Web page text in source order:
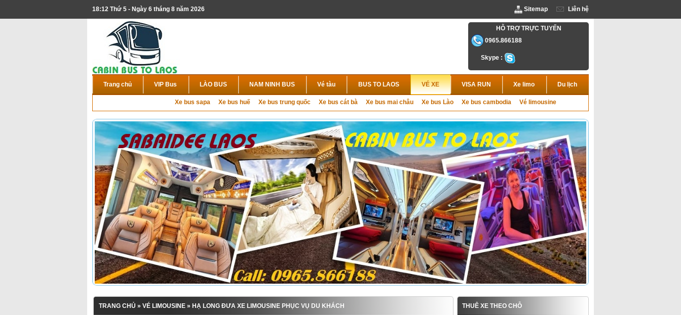
18:12 Thứ 5 - Ngày 6 tháng 8 năm 2026 Sitemap Liên hệ
HỖ TRỢ TRỰC TUYẾN
0965.866188
Skype :
Trang chủ VIP Bus LÀO BUS NAM NINH BUS Vé tàu BUS TO LAOS VÉ XE
Xe bus sapa Xe bus huế Xe bus trung quốc Xe bus cát bà Xe bus mai châu Xe bus Lào Xe bus cambodia Vé limousine
VISA RUN Xe limo Du lịch
TRANG CHỦ » VÉ LIMOUSINE » HẠ LONG ĐƯA XE LIMOUSINE PHỤC VỤ DU KHÁCH THUÊ XE THEO CHỖ